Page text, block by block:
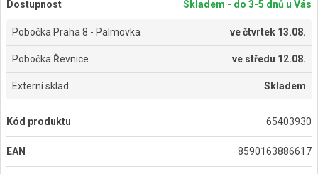
Dostupnost Skladem - do 3-5 dnů u Vás
Pobočka Praha 8 - Palmovka večtvrtek 13.08.
Pobočka Řevnice ve středu 12.08.
Externí sklad Skladem
Kód produktu 65403930
EAN 8590163886617